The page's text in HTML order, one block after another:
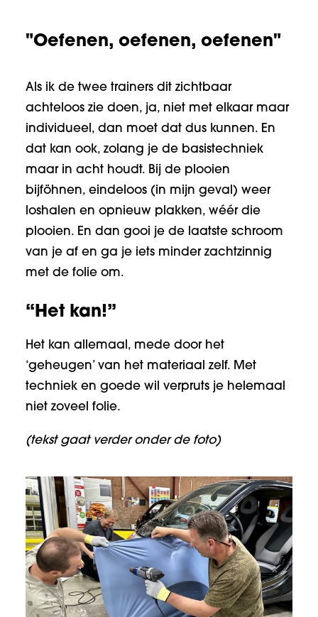
"Oefenen, oefenen, oefenen"
Als ik de twee trainers dit zichtbaar
achteloos zie doen, ja, niet met elkaar maar
individueel, dan moet dat dus kunnen. En
dat kan ook, zolang je de basistechniek
maar in acht houdt. Bij de plooien
bijföhnen, eindeloos (in mijn geval) weer
loshalen en opnieuw plakken, wéér die
plooien. En dan gooi je de laatste schroom
van je af en ga je iets minder zachtzinnig
met de folie om.
“Het kan!”
Het kan allemaal, mede door het
‘geheugen’ van het materiaal zelf. Met
techniek en goede wil verpruts je helemaal
niet zoveel folie.
(tekst gaat verder onder de foto)